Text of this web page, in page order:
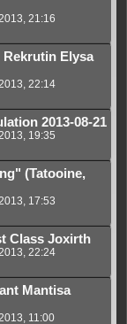
21:16
Elysa
22:14
2013-08-21
19:35
(Tatooine,
17:53
Class Joxirth
22:24
Mantisa
11:00